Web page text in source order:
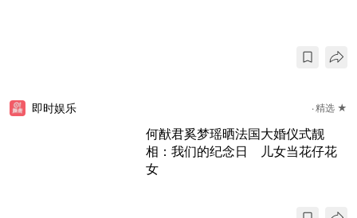
即时娱乐 精选 ★
何猷君奚梦瑶晒法国大婚仪式靓
相：我们的纪念日 儿女当花仔花
女